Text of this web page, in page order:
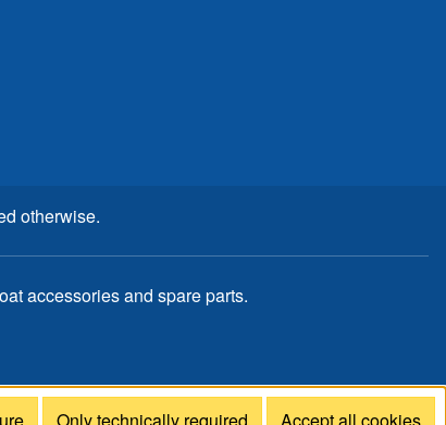
otherwise.
accessories and spare parts.